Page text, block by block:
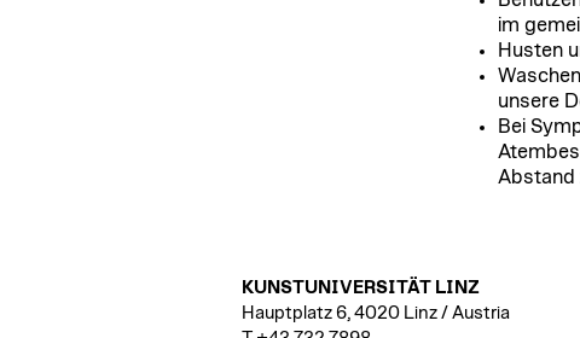
im
Husten
unsere
Bei
Abstand
KUNSTUNIVERSITÄT LINZ
Hauptplatz 6, 4020 Linz / Austria